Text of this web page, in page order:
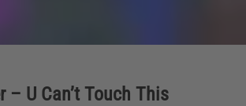
– U Can’t Touch This